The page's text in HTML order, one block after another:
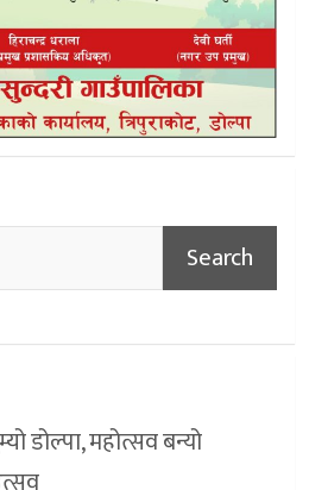
Search
डोल्पा, महोत्सव बन्यो